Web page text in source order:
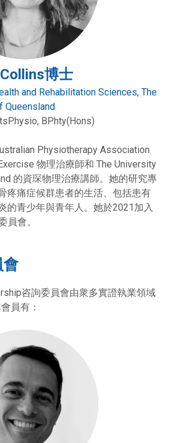
博士
and Rehabilitation Sciences, The
Queensland
BPhty(Hons)
Physiotherapy Association
物理治療師和 The University
的資琛物理治療講師。她的研究專
疼痛症候群患者的生活、包括患有
的青少年與青年人。她於2021加入
員會。
會
咨詢委員會由衆多實證執業領域
員有：